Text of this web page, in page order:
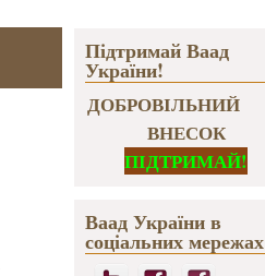
Підтримай Ваад
України!
ДОБРОВІЛЬНИЙ
ВНЕСОК
ПІДТРИМАЙ!
Ваад України в
соціальних мережах